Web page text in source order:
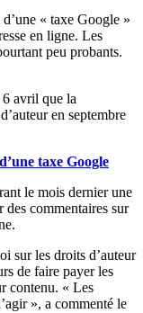
« taxe Google »
en ligne. Les
peu probants.
avril que la
en septembre
taxe Google
le mois dernier une
commentaires sur
sur les droits d’auteur
de faire payer les
contenu. « Les
», a commenté le